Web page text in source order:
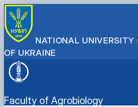
NATIONAL UNIVERSITY
OF UKRAINE
Faculty of Agrobiology